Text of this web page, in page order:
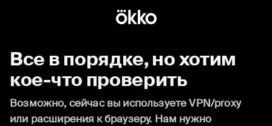
Все в порядке, но хотим
кое-что проверить
Возможно, сейчас вы используете VPN/proxy
или расширения к браузеру. Нам нужно